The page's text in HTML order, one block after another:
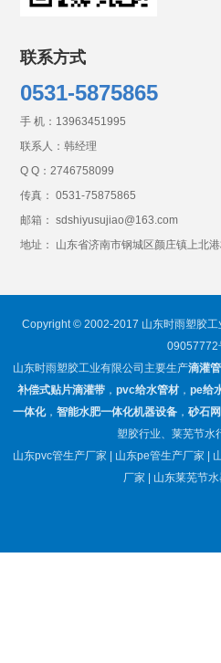
联系方式
0531-5875865
手 机： 13963451995
联系人：韩经理
Q Q： 2746758099
传真： 0531-75875865
邮箱： sdshiyusujiao@163.com
地址： 山东省济南市钢城区颜庄镇上北
Copyright © 2002-2017 山东时雨塑
09057772
山东时雨塑胶工业有限公司主要生产滴灌管
补偿式贴片滴灌带， pvc给水管材， pe给
一体化， 智能水肥一体化机器设备， 砂石
塑胶行业、莱芜节水
山东pvc管生产厂家 | 山东pe管生产厂家 |
厂家 | 山东莱芜节